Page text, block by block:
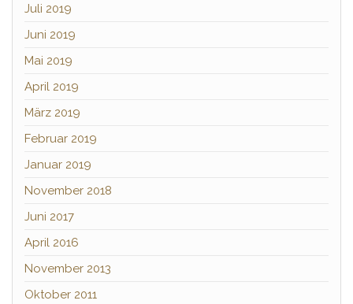
Juli 2019
Juni 2019
Mai 2019
April 2019
März 2019
Februar 2019
Januar 2019
November 2018
Juni 2017
April 2016
November 2013
Oktober 2011